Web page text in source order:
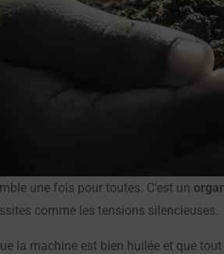
une fois pour toutes. C’est un
comme les tensions silencieuses.
la machine est bien huilée et que